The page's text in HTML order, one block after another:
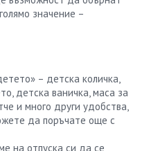
значение –
– детска количка,
детска ваничка, маса за
и много други удобства,
да поръчате още с
на отпуска си да се